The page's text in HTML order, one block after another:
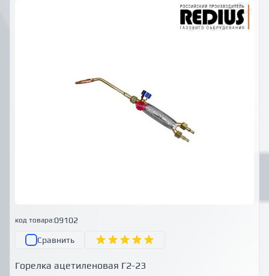
код товара:09102
Сравнить
Горелка ацетиленовая Г2-23